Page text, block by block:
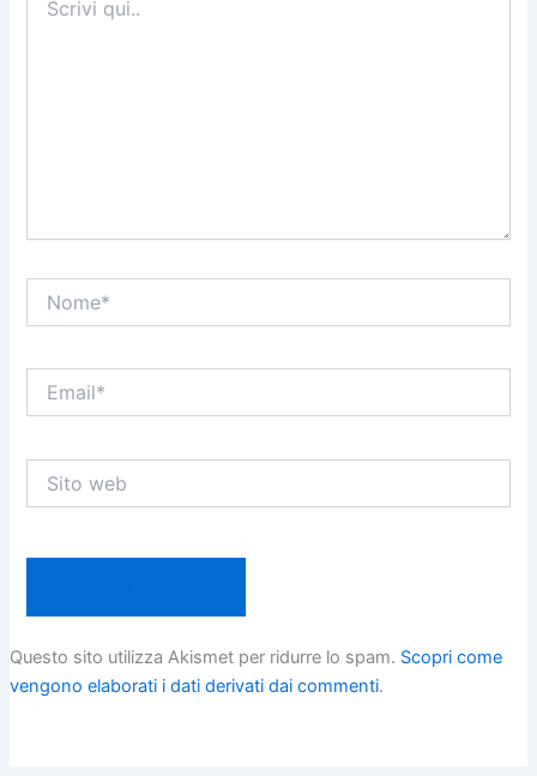
qui..
web
Questo sito utilizza Akismet per ridurre lo spam. Scopri come
vengono elaborati i dati derivati dai commenti.